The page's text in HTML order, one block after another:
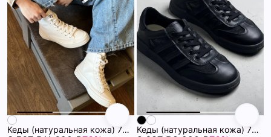
Кеды (натуральная кожа) 72451706\1015 Кеды (натуральная кожа) 72451600\15